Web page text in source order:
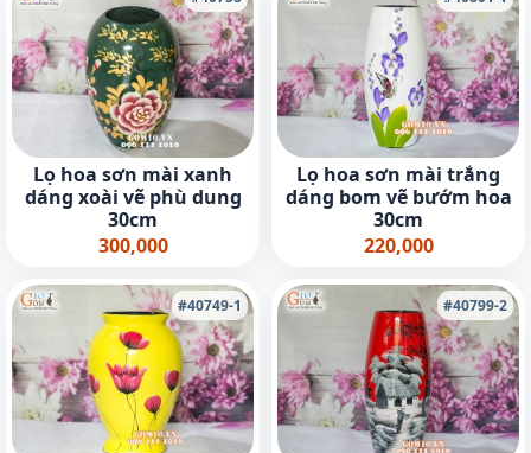
Lọ hoa sơn mài xanh
dáng xoài vẽ phù dung
30cm
300,000
Lọ hoa sơn mài trắng
dáng bom vẽ bướm hoa
30cm
220,000
#40749-1 #40799-2